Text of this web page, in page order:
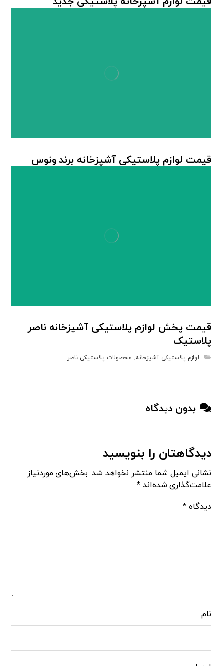
قیمت لوازم پلاستیکی آشپزخانه برند ونوس
قیمت پخش لوازم پلاستیکی آشپزخانه ناصر
پلاستیک
لوازم پلاستیکی آشپزخانه, محصولات پلاستیکی ناصر
بدون دیدگاه
دیدگاهتان را بنویسید
نشانی ایمیل شما منتشر نخواهد شد. بخش‌های موردنیاز
علامت‌گذاری شده‌اند*
دیدگاه*
نام